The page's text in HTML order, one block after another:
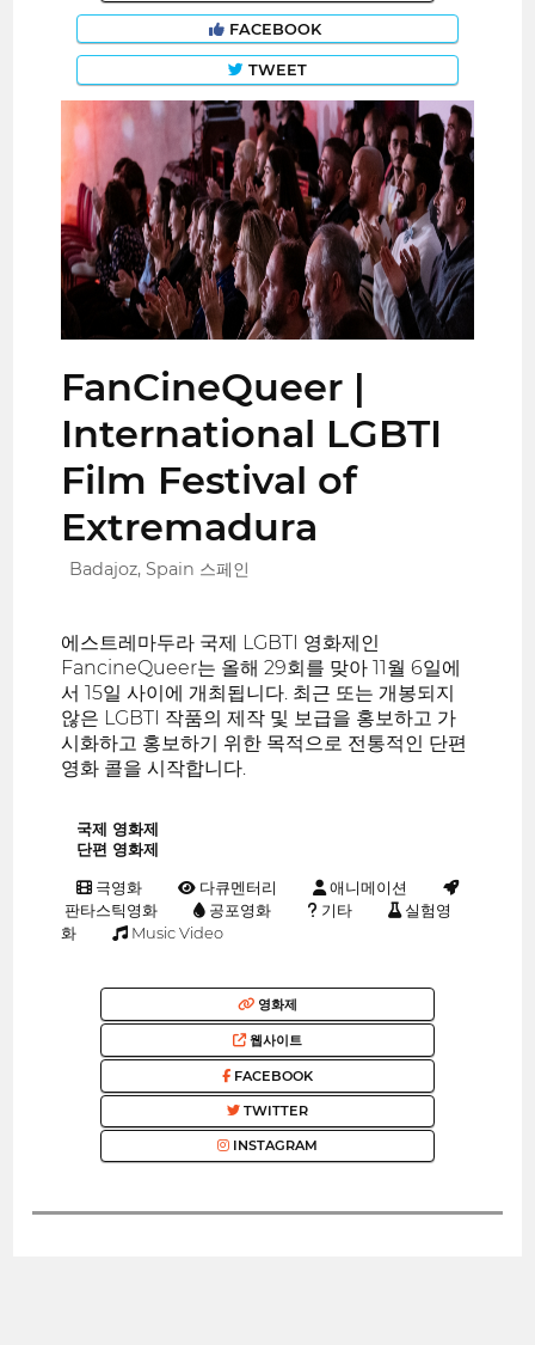
FACEBOOK
TWEET
FanCineQueer |
International LGBTI
Film Festival of
Extremadura
Badajoz, Spain 스페인
에스트레마두라 국제 LGBTI 영화제인
FancineQueer는 올해 29회를 맞아 11월 6일에
서 15일 사이에 개최됩니다. 최근 또는 개봉되지
않은 LGBTI 작품의 제작 및 보급을 홍보하고 가
시화하고 홍보하기 위한 목적으로 전통적인 단편
영화 콜을 시작합니다.
국제 영화제
단편 영화제
극영화 다큐멘터리
애니메이션
판타스틱영화
공포영화 기타
실험영
화
Music Video
영화제
웹사이트
FACEBOOK
TWITTER
INSTAGRAM